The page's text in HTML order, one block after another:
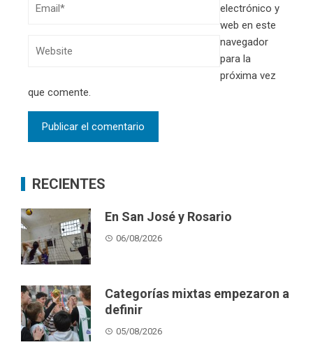
electrónico y
web en este
navegador
para la
próxima vez
que comente.
RECIENTES
En San José y Rosario
06/08/2026
Categorías mixtas empezaron a
definir
05/08/2026